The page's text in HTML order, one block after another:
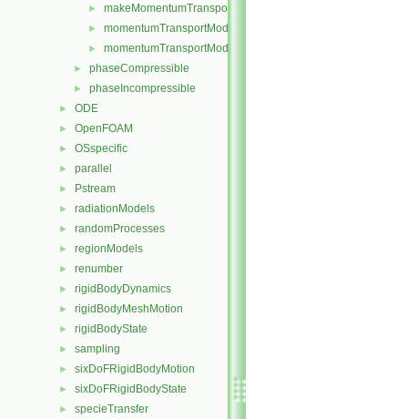
► makeMomentumTransportModel.H
► momentumTransportModel.C
► momentumTransportModel.H
► phaseCompressible
► phaseIncompressible
► ODE
► OpenFOAM
► OSspecific
► parallel
► Pstream
► radiationModels
► randomProcesses
► regionModels
► renumber
► rigidBodyDynamics
► rigidBodyMeshMotion
► rigidBodyState
► sampling
► sixDoFRigidBodyMotion
► sixDoFRigidBodyState
► specieTransfer